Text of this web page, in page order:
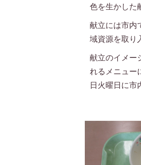
色を生かした
献立には市内
域資源を取り
献立のイメー
れるメニュー
日火曜日に市